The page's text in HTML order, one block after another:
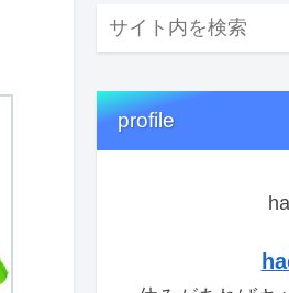
profile